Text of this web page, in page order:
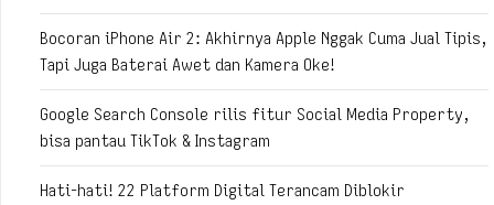
Bocoran iPhone Air 2: Akhirnya Apple Nggak Cuma Jual Tipis,
Tapi Juga Baterai Awet dan Kamera Oke!
Google Search Console rilis fitur Social Media Property,
bisa pantau TikTok & Instagram
Hati-hati! 22 Platform Digital Terancam Diblokir